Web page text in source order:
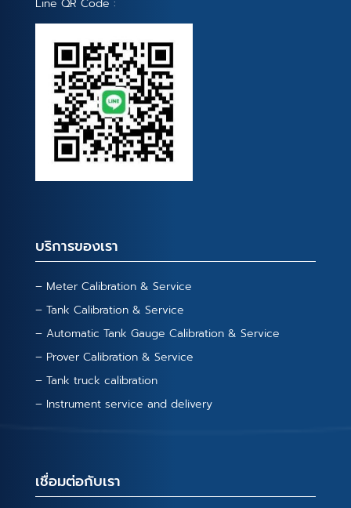
Line QR Code :
บริการของเรา
– Meter Calibration & Service
– Tank Calibration & Service
– Automatic Tank Gauge Calibration & Service
– Prover Calibration & Service
– Tank truck calibration
– Instrument service and delivery
เชื่อมต่อกับเรา